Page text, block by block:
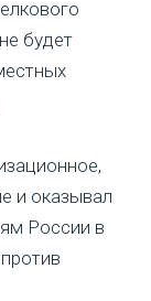
будет
и оказывал
России в